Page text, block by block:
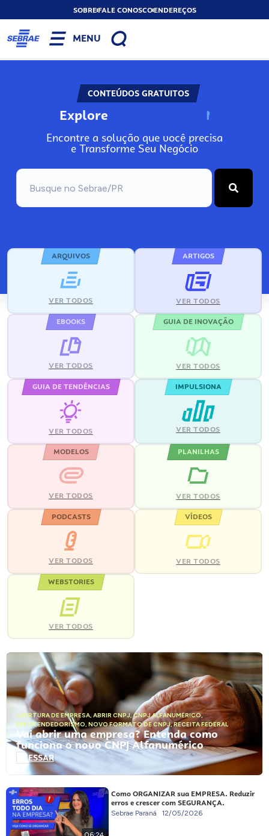
SOBREFALE CONOSCOENDEREÇOS
MENU
CONTEÚDOS GRATUITOS
Explore N
Encontre a solução que você precisa
e Transforme Seu Negócio
ARQUIVOS
VER TODOS
ARTIGOS
VER TODOS
EBOOKS
VER TODOS
GUIA DE INOVAÇÃO
VER TODOS
GUIA DE TENDÊNCIAS
VER TODOS
IMPULSIONA
VER TODOS
MODELOS
VER TODOS
PLANILHAS
VER TODOS
PODCASTS
VER TODOS
VÍDEOS
VER TODOS
WEBSTORIES
VER TODOS
ABERTURA DE EMPRESA, ABRIR CNPJ,CNPJ ALFANUMÉRICO,
EMPREENDEDORISMO, NOVO FORMATO DE CNPJ,RECEITA FEDERAL
Vai abrir uma empresa? Entenda como
funciona o novo CNPJ Alfanumérico
ACESSAR
Como ORGANIZAR sua EMPRESA. Reduzir
erros e crescer com SEGURANÇA.
Sebrae Paraná 12/05/2026